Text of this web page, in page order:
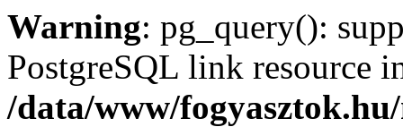
Warning: pg_query():
PostgreSQL link resource
/data/www/